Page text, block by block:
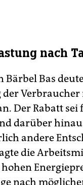
nach
Bärbel Bas
Verbraucher
Der Rabatt
darüber
andere
die
nach